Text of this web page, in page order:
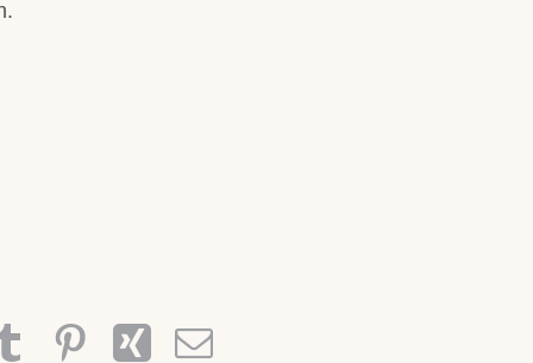
TumblrPinterest
XingE-